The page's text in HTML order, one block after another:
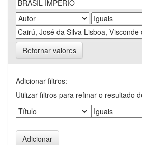
Retornar valores
Adicionar filtros:
Utilizar filtros para refinar o resultado